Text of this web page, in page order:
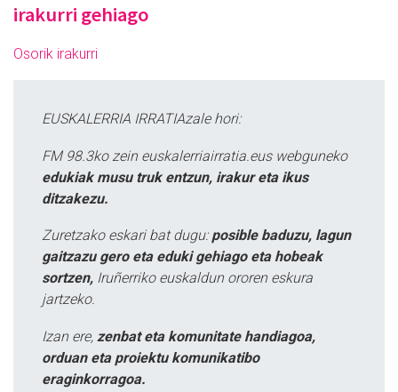
irakurri gehiago
Osorik irakurri
EUSKALERRIA IRRATIAzale hori:
FM 98.3ko zein euskalerriairratia.eus webguneko
edukiak musu truk entzun, irakur eta ikus
ditzakezu.
Zuretzako eskari bat dugu: posible baduzu, lagun
gaitzazu gero eta eduki gehiago eta hobeak
sortzen, Iruñerriko euskaldun ororen eskura
jartzeko.
Izan ere, zenbat eta komunitate handiagoa,
orduan eta proiektu komunikatibo
eraginkorragoa.